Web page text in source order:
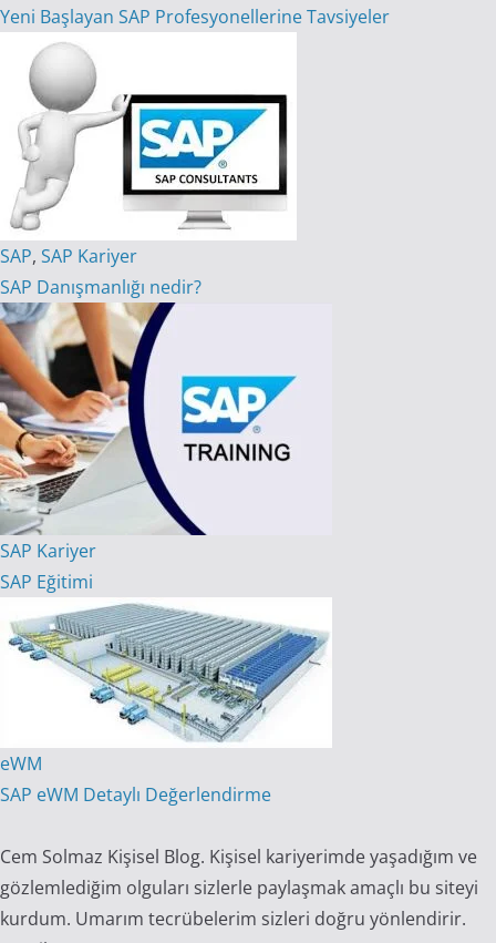
Yeni Başlayan SAP Profesyonellerine Tavsiyeler
SAP, SAP Kariyer
SAP Danışmanlığı nedir?
SAP Kariyer
SAP Eğitimi
eWM
SAP eWM Detaylı Değerlendirme
Cem Solmaz Kişisel Blog. Kişisel kariyerimde yaşadığım ve
gözlemlediğim olguları sizlerle paylaşmak amaçlı bu siteyi
kurdum. Umarım tecrübelerim sizleri doğru yönlendirir.